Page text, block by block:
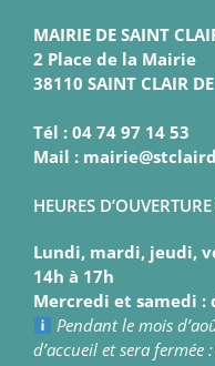
MAIRIE DE SAINT
2 Place de la Mairie
38110 SAINT CLAIR
Tél : 04 74 97 14 53
Mail :
HEURES
Lundi, mardi, jeudi,
14h à 17h
Mercredi et samedi :
Pendant le mois
d’accueil et sera